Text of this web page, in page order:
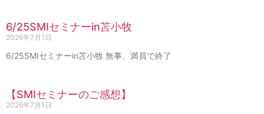
6/25SMIセミナーin苫小牧
2026年7月1日
6/25SMIセミナーin苫小牧 無事、満員で終了
【SMIセミナーのご感想】
2026年7月1日